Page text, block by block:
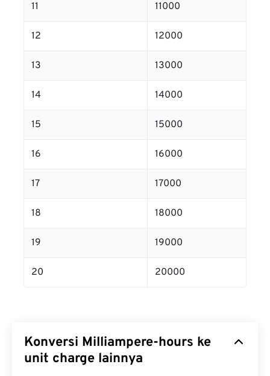
11 11000
12 12000
13 13000
14 14000
15 15000
16 16000
17 17000
18 18000
19 19000
20 20000
Konversi Milliampere-hours ke
unit charge lainnya